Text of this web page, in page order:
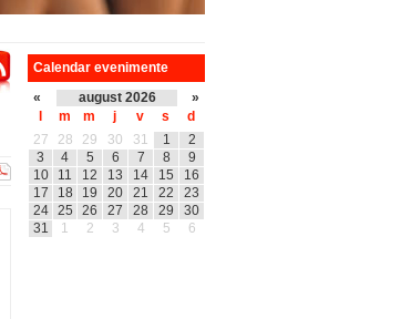
Calendar evenimente
«
august 2026
»
m m j v s
d
27
28 29 30 31 1
2
3
4 5 6 7 8
9
10
11 12 13 14 15
16
17
18 19 20 21 22
23
24
25 26 27 28 29
30
31
1 2 3 4 5 6